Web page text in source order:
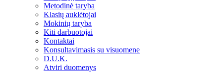
Metodinė taryba
Klasių auklėtojai
Mokinių taryba
Kiti darbuotojai
Kontaktai
Konsultavimasis su visuomene
D.U.K.
Atviri duomenys